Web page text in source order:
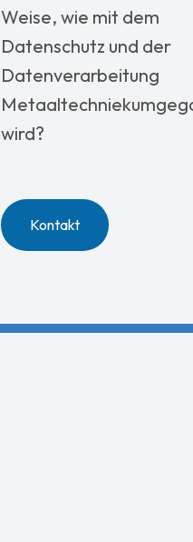
Weise, wie mit dem
Datenschutz und der
Datenverarbeitung
wird?
Kontakt